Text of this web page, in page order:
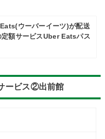
ウーバーイーツ)が配送
額サービスUber Eatsパス
ービス②出前館